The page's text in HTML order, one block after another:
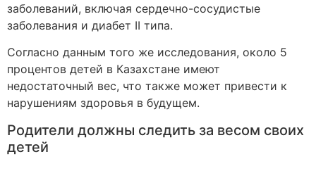
заболеваний, включая сердечно-сосудистые
заболевания и диабет II типа.
Согласно данным того же исследования, около 5
процентов детей в Казахстане имеют
недостаточный вес, что также может привести к
нарушениям здоровья в будущем.
Родители должны следить за весом своих
детей